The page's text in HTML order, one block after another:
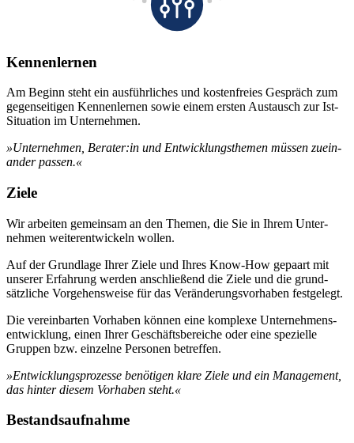
Kennenlernen
Am Beginn steht ein ausführliches und kostenfreies Gespräch zum
gegenseitigen Kennenlernen sowie einem ersten Austausch zur Ist-
Situation im Unternehmen.
»Unternehmen, Berater:in und Entwicklungsthemen müssen zuein­
ander passen.«
Ziele
Wir arbeiten gemeinsam an den Themen, die Sie in Ihrem Unter­
nehmen weiter­entwickeln wollen.
Auf der Grundlage Ihrer Ziele und Ihres Know-How gepaart mit
unserer Erfahrung werden anschließend die Ziele und die grund­
sätzliche Vorgehens­weise für das Veränderungs­vorhaben festgelegt.
Die vereinbarten Vorhaben können eine komplexe Unternehmens­
entwicklung, einen Ihrer Geschäfts­bereiche oder eine spezielle
Gruppen bzw. einzelne Personen betreffen.
»Entwicklungs­prozesse benötigen klare Ziele und ein Management,
das hinter diesem Vorhaben steht.«
Bestandsaufnahme